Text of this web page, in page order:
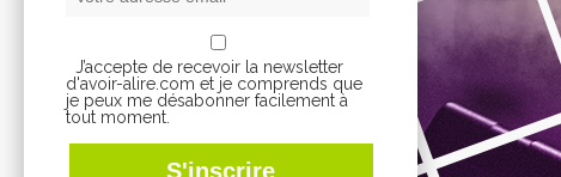
J’accepte de recevoir la newsletter
d'avoir-alire.com et je comprends que
je peux me désabonner facilement à
tout moment.